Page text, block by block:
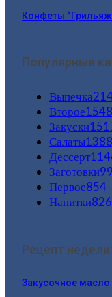
Конфеты
Популярные
Выпечка
Второе1548
Закуски
Салаты1388
Дессерт
Заготовки
Первое854
Напитки826
Рецепт недели:
Закусочное